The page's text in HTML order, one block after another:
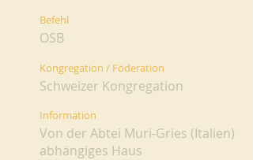
Befehl
OSB
Kongregation / Föderation
Schweizer Kongregation
Information
Von der Abtei Muri-Gries (Italien)
abhängiges Haus